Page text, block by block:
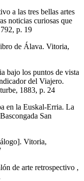
a las tres bellas artes
noticias curiosas que
p. 19
de Álava. Vitoria,
bajo los puntos de vista
del Viajero.
1883, p. 24
en la Euskal-Erria. La
San
Vitoria,
de arte retrospectivo ,